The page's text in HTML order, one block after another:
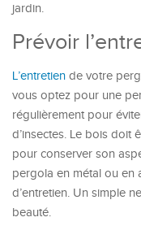
jardin.
Prévoir
L’entretien de votre
vous optez pour une
régulièrement pour
d’insectes. Le bois doit
pour conserver son
pergola en métal ou en
d’entretien. Un simple
beauté.